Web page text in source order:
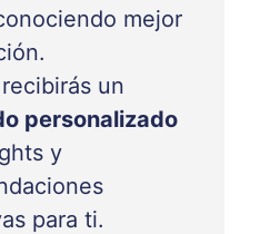
mejor
un
personalizado
y
para ti.